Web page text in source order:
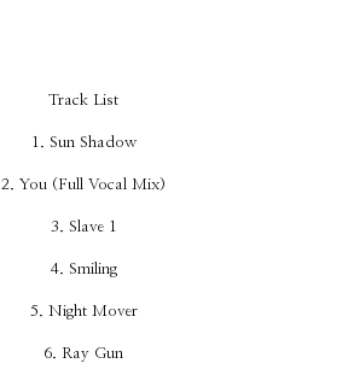
Track List
1. Sun Shadow
2. You (Full Vocal Mix)
3. Slave 1
4. Smiling
5. Night Mover
6. Ray Gun